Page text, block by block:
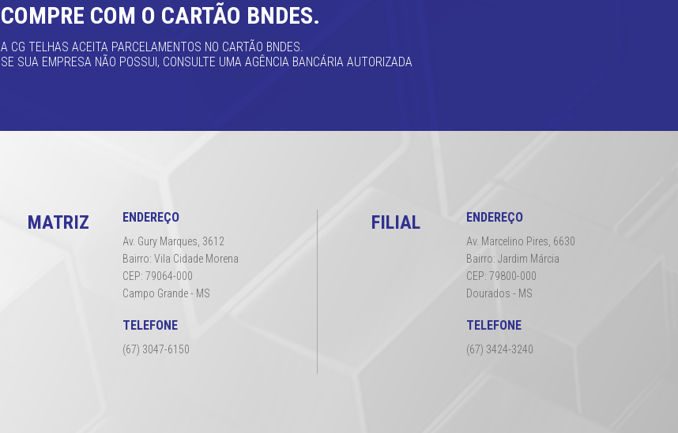
COMPRE COM O CARTÃO BNDES.
A CG TELHAS ACEITA PARCELAMENTOS NO CARTÃO BNDES.
SE SUA EMPRESA NÃO POSSUI, CONSULTE UMA AGÊNCIA BANCÁRIA AUTORIZADA
MATRIZ ENDEREÇO
Av. Gury Marques, 3612
Bairro: Vila Cidade Morena
CEP: 79064-000
Campo Grande - MS
TELEFONE
(67) 3047-6150
FILIAL ENDEREÇO
Av. Marcelino Pires, 6630
Bairro: Jardim Márcia
CEP: 79800-000
Dourados - MS
TELEFONE
(67) 3424-3240